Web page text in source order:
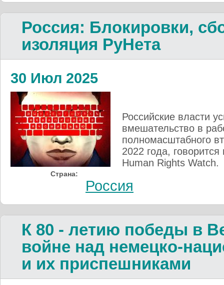
Россия: Блокировки,
изоляция РуНета
30 Июл 2025
Российские власти
вмешательство в
полномасштабного
2022 года,
Human Rights Watch.
Страна:
Россия
К 80 - летию победы в
войне над немецко-
и их приспешниками